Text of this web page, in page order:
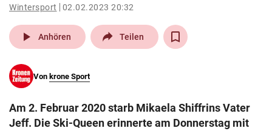
pin_drop
Wien arrow_right
search
eingeben
Wintersport 02.02.2023 20:32
play_arrow Anhören Teilen
Von krone Sport
Am 2. Februar 2020 starb Mikaela Shiffrins Vater
Jeff. Die Ski-Queen erinnerte am Donnerstag mit